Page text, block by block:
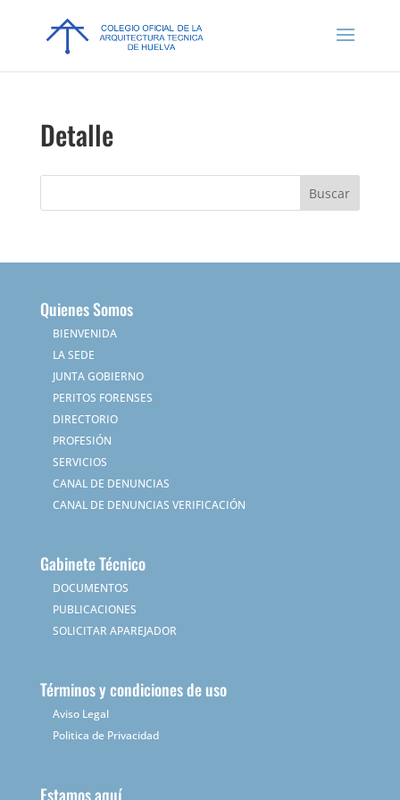
Detalle
Quienes Somos
BIENVENIDA
LA SEDE
JUNTA GOBIERNO
PERITOS FORENSES
DIRECTORIO
PROFESIÓN
SERVICIOS
CANAL DE DENUNCIAS
CANAL DE DENUNCIAS VERIFICACIÓN
Gabinete Técnico
DOCUMENTOS
PUBLICACIONES
SOLICITAR APAREJADOR
Términos y condiciones de uso
Aviso Legal
Politica de Privacidad
Estamos aquí